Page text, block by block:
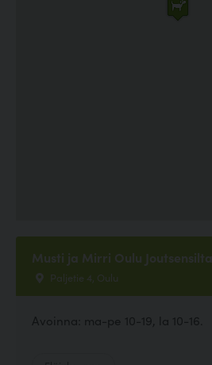
Musti ja Mirri Oulu Joutsensilta
Paljetie 4, Oulu
Avoinna: ma-pe 10-19, la 10-16.